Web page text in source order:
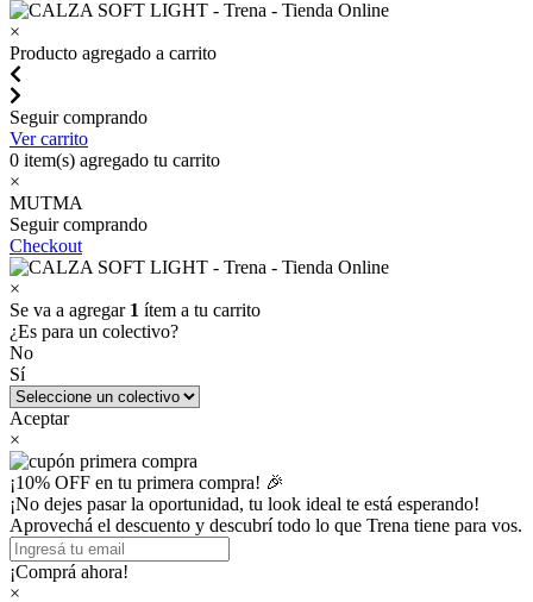
×
Producto agregado a carrito
Seguir comprando
Ver carrito
0 item(s) agregado tu carrito
×
MUTMA
Seguir comprando
Checkout
×
Se va a agregar 1 ítem a tu carrito
¿Es para un colectivo?
No
Sí
Aceptar
×
¡10% OFF en tu primera compra! 🎉
¡No dejes pasar la oportunidad, tu look ideal te está esperando!
Aprovechá el descuento y descubrí todo lo que Trena tiene para vos.
¡Comprá ahora!
×